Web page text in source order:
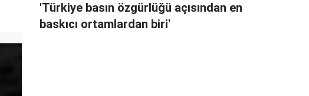
'Türkiye basın özgürlüğü açısından en
baskıcı ortamlardan biri'